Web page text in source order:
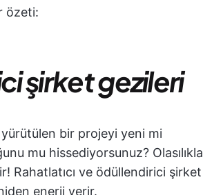
özeti:
şirket gezileri
yürütülen bir projeyi yeni mi
mu hissediyorsunuz? Olasılıkla
Rahatlatıcı ve ödüllendirici şirket
enerji verir.